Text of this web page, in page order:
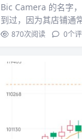
Bic Camera 的名字
到过，因为其店铺通
更因…
870次阅读 0个